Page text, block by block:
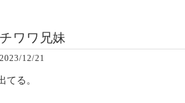
チワワ兄妹
2023/12/21
てる。